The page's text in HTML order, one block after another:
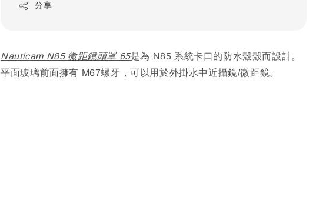
分享
Nauticam N85 微距鏡頭罩 65是為 N85 系統卡口的防水殼殼而設計。
平面玻璃前面擁有 M67螺牙，可以用於外掛水中近攝鏡/微距鏡。